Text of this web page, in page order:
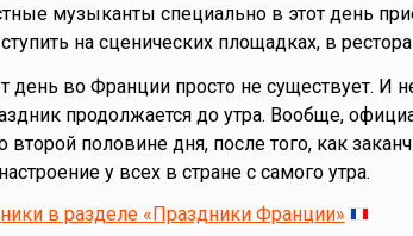
музыканты специально в этот день
на сценических площадках, в
день во Франции просто не существует. И
продолжается до утра. Вообще,
второй половине дня, после того, как
у всех в стране с самого утра.
в разделе «Праздники Франции»